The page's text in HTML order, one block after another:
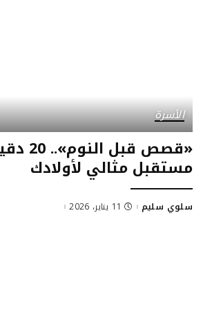
الأسرة
«قصص
مستقبل مثالي لأولادك
Posted
سلوي سليم 11 يناير، 2026